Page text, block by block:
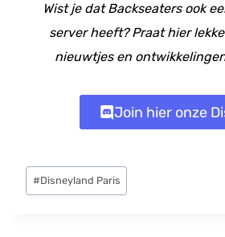
Wist je dat Backseaters ook
server heeft? Praat hier
nieuwtjes en
Join hier onze
Bericht
tags:
#Disneyland Paris